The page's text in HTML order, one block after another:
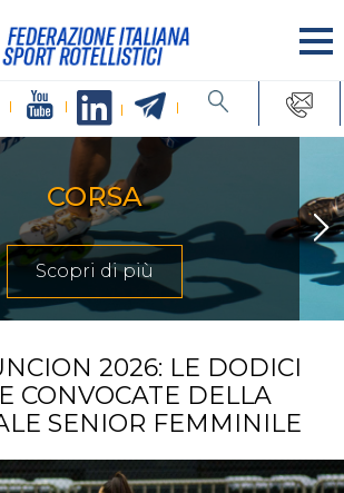
CORSA
Scopri di più
2026: LE DODICI
CONVOCATE DELLA
SENIOR FEMMINILE